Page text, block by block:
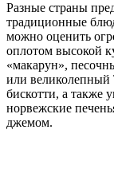
Разные страны
традиционные
можно оценить
оплотом высокой
«макарун»,
или великолепный
бискотти, а также
норвежские
джемом.